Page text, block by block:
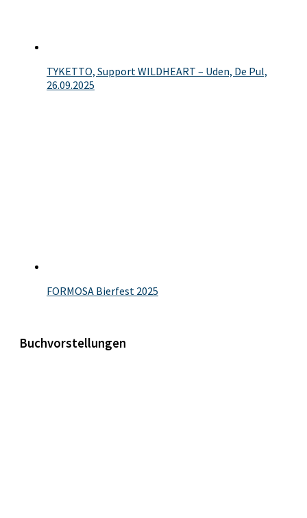
TYKETTO, Support WILDHEART – Uden, De Pul,
26.09.2025
FORMOSA Bierfest 2025
Buchvorstellungen